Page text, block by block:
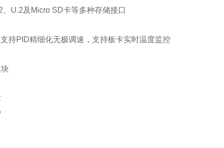
U.2及Micro SD卡等多种存储接口
PID精细化无极调速，支持板卡实时温度监控